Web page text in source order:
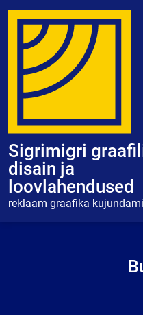
Skip
content
Sigrimigri
disain ja
loovlahendused
reklaam graafika